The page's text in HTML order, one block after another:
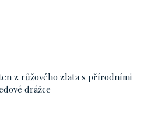
z růžového zlata s přírodními
drážce